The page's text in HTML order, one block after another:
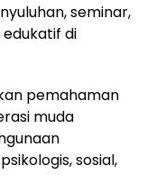
seminar,
edukatif di
pemahaman
muda
sosial,